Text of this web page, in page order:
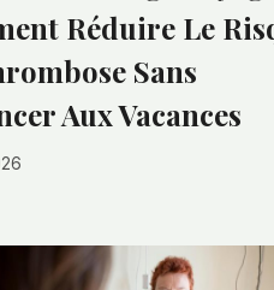
Réduire Le
Sans
Aux Vacances